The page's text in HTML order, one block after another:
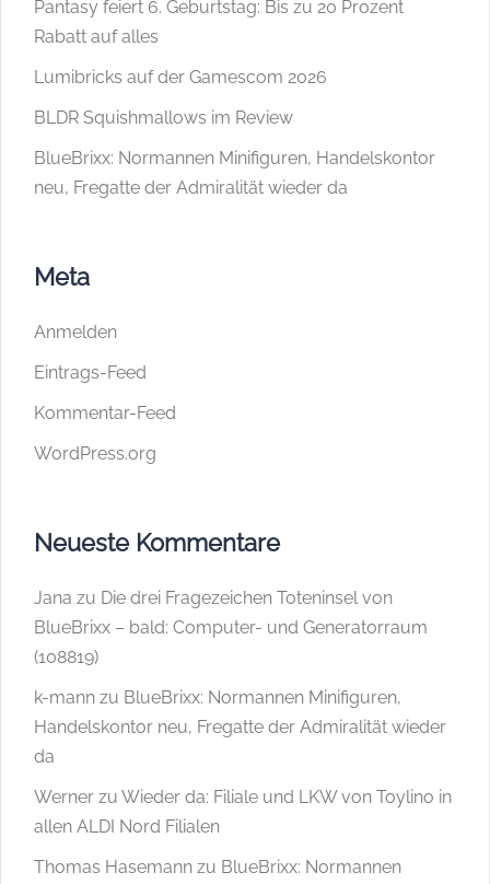
Pantasy feiert 6. Geburtstag: Bis zu 20 Prozent
Rabatt auf alles
Lumibricks auf der Gamescom 2026
BLDR Squishmallows im Review
BlueBrixx: Normannen Minifiguren, Handelskontor
neu, Fregatte der Admiralität wieder da
Meta
Anmelden
Eintrags-Feed
Kommentar-Feed
WordPress.org
Neueste Kommentare
Jana zu Die drei Fragezeichen Toteninsel von
BlueBrixx – bald: Computer- und Generatorraum
(108819)
k-mann zu BlueBrixx: Normannen Minifiguren,
Handelskontor neu, Fregatte der Admiralität wieder
da
Werner zu Wieder da: Filiale und LKW von Toylino in
allen ALDI Nord Filialen
Thomas Hasemann zu BlueBrixx: Normannen